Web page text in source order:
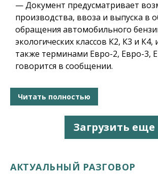
— Документ предусматривает
производства, ввоза и выпуска в
обращения автомобильного
экологических классов К2, К3 и
также терминами Евро-2, Евро-3,
говорится в сообщении.
Читать полностью
Загрузить еще
АКТУАЛЬНЫЙ РАЗГОВОР